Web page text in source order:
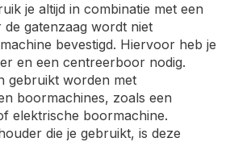
je altijd in combinatie met een
gatenzaag wordt niet
bevestigd. Hiervoor heb je
en een centreerboor nodig.
gebruikt worden met
boormachines, zoals een
elektrische boormachine.
die je gebruikt, is deze